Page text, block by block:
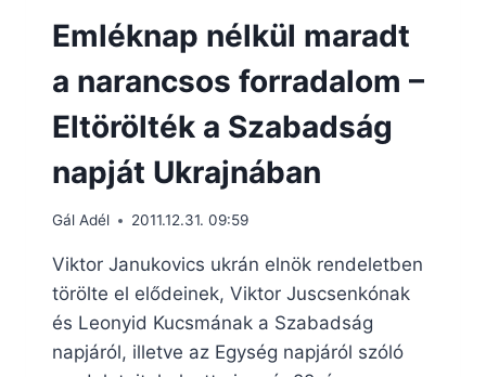
Emléknap nélkül maradt
a narancsos forradalom –
Eltörölték a Szabadság
napját Ukrajnában
Gál Adél 2011.12.31. 09:59
Viktor Janukovics ukrán elnök rendeletben
törölte el elődeinek, Viktor Juscsenkónak
és Leonyid Kucsmának a Szabadság
napjáról, illetve az Egység napjáról szóló